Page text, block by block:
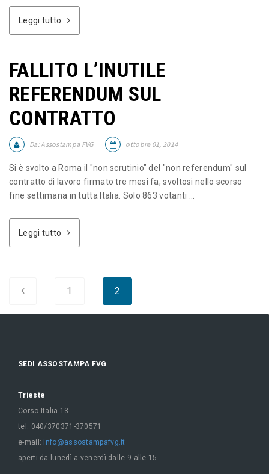
Leggi tutto
FALLITO L’INUTILE
REFERENDUM SUL
CONTRATTO
Da:Assostampa FVG ottobre 01, 2014
Si è svolto a Roma il "non scrutinio" del "non referendum" sul
contratto di lavoro firmato tre mesi fa, svoltosi nello scorso
fine settimana in tutta Italia. Solo 863 votanti ...
Leggi tutto
1 2
SEDI ASSOSTAMPA FVG
Trieste
Corso Italia 13
tel. 040/370371-370571
e-mail: info@assostampafvg.it
aperti da lunedì a venerdì dalle 9 alle 15